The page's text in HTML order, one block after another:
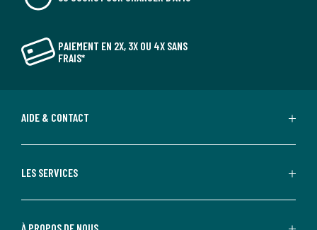
PAIEMENT EN 2X, 3X OU 4X SANS
FRAIS*
AIDE & CONTACT
LES SERVICES